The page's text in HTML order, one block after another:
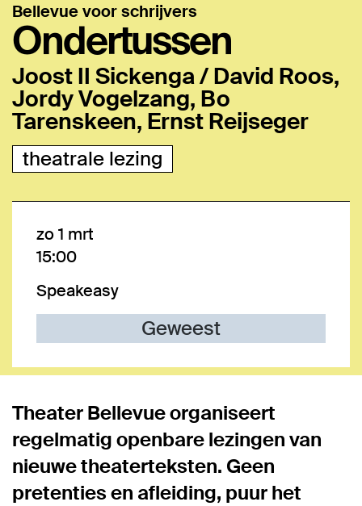
Ondertussen
Joost II Sickenga / David Roos,
Jordy Vogelzang, Bo
Tarenskeen, Ernst Reijseger
Bellevue voor schrijvers
theatrale lezing
zo 1 mrt
15:00
Speakeasy
Geweest
Theater Bellevue organiseert
regelmatig openbare lezingen van
nieuwe theaterteksten. Geen
pretenties en afleiding, puur het